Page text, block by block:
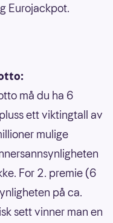
Eurojackpot.
må du ha 6
ett viktingtall av
mulige
For 2. premie (6
på ca.
sett vinner man en